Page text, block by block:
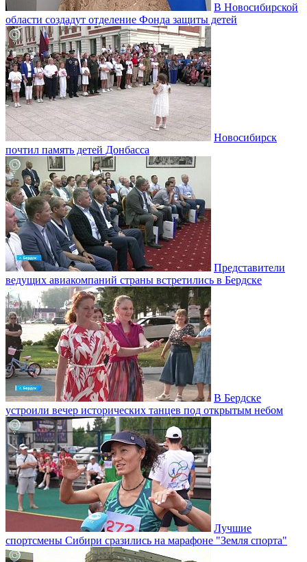
В Новосибирской
области создадут отделение Фонда защиты детей
Новосибирск
почтил память детей Донбасса
Представители
ведущих авиакомпаний страны встретились в Бердске
В Бердске
устроили вечер исторических танцев под открытым небом
Лучшие
спортсмены Сибири сразились на марафоне "Земля спорта"